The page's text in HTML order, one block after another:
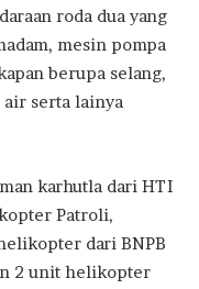
roda dua yang
mesin pompa
berupa selang,
serta lainya
karhutla dari HTI
Patroli,
dari BNPB
2 unit helikopter